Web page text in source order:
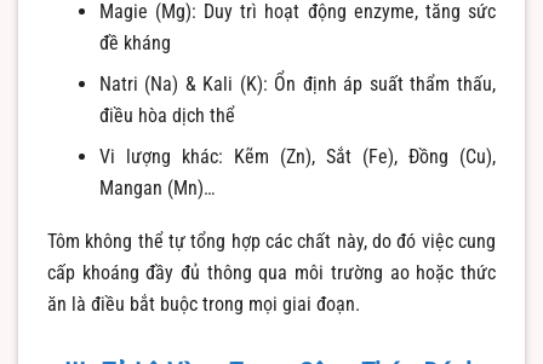
Magie (Mg): Duy trì hoạt động enzyme, tăng sức
đề kháng
Natri (Na) & Kali (K): Ổn định áp suất thẩm thấu,
điều hòa dịch thể
Vi lượng khác: Kẽm (Zn), Sắt (Fe), Đồng (Cu),
Mangan (Mn)…
Tôm không thể tự tổng hợp các chất này, do đó việc cung
cấp khoáng đầy đủ thông qua môi trường ao hoặc thức
ăn là điều bắt buộc trong mọi giai đoạn.